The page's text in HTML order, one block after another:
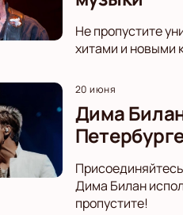
Не пропустите
хитами и новыми
20 июня
Дима
Дима Билан
пропустите!